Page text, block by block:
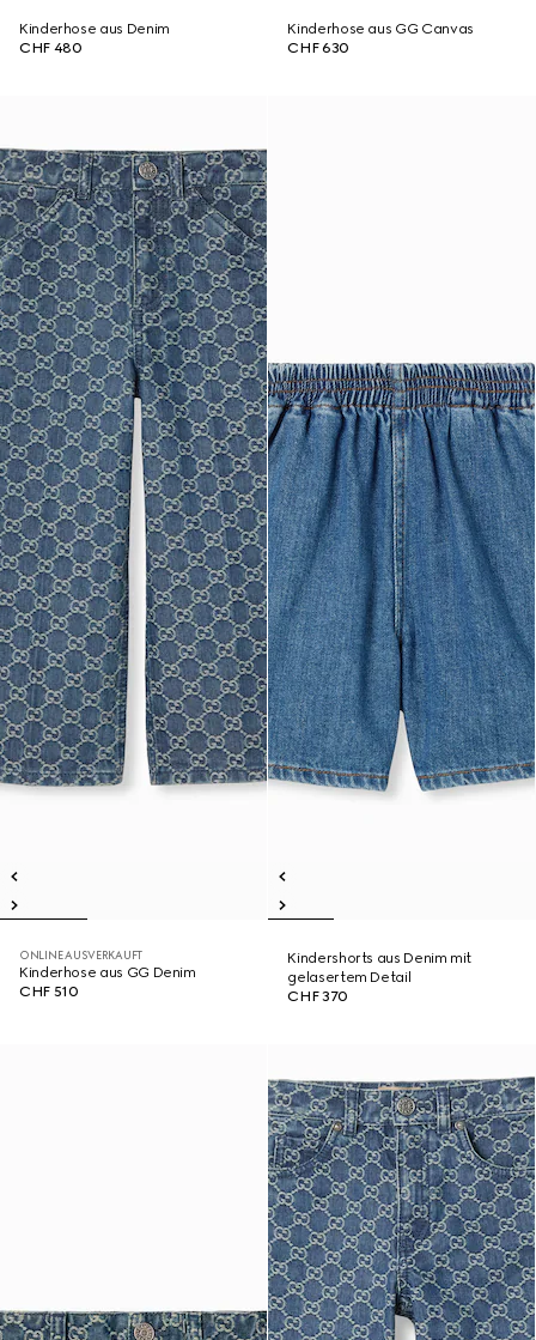
Kinderhose aus Denim
CHF 480
Kinderhose aus GG Canvas
CHF 630
ONLINE AUSVERKAUFT
Kinderhose aus GG Denim
CHF 510
Kindershorts aus Denim mit
gelasertem Detail
CHF 370